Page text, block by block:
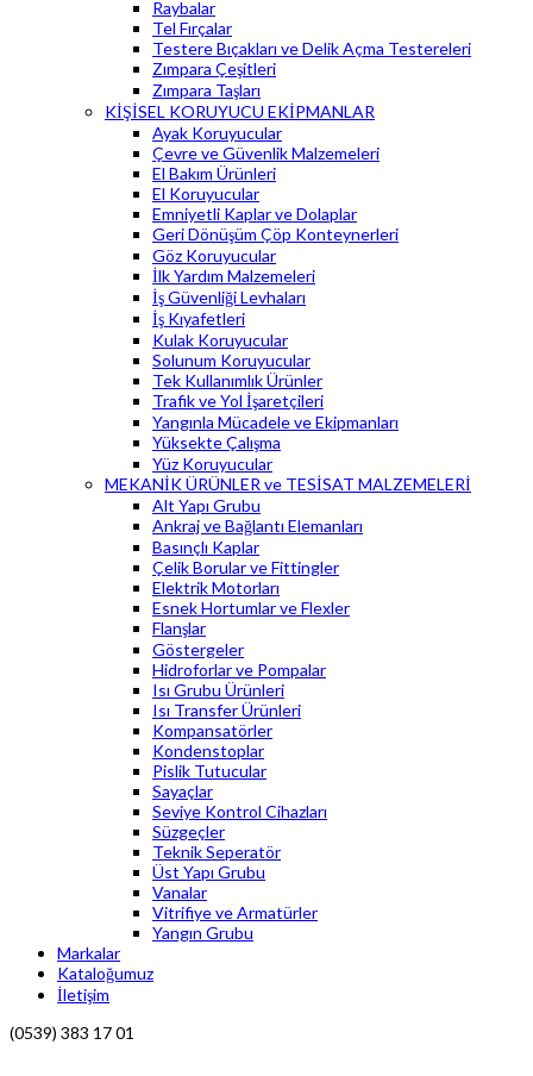
Raybalar
Tel Fırçalar
Testere Bıçakları ve Delik Açma Testereleri
Zımpara Çeşitleri
Zımpara Taşları
KİŞİSEL KORUYUCU EKİPMANLAR
Ayak Koruyucular
Çevre ve Güvenlik Malzemeleri
El Bakım Ürünleri
El Koruyucular
Emniyetli Kaplar ve Dolaplar
Geri Dönüşüm Çöp Konteynerleri
Göz Koruyucular
İlk Yardım Malzemeleri
İş Güvenliği Levhaları
İş Kıyafetleri
Kulak Koruyucular
Solunum Koruyucular
Tek Kullanımlık Ürünler
Trafik ve Yol İşaretçileri
Yangınla Mücadele ve Ekipmanları
Yüksekte Çalışma
Yüz Koruyucular
MEKANİK ÜRÜNLER ve TESİSAT MALZEMELERİ
Alt Yapı Grubu
Ankraj ve Bağlantı Elemanları
Basınçlı Kaplar
Çelik Borular ve Fittingler
Elektrik Motorları
Esnek Hortumlar ve Flexler
Flanşlar
Göstergeler
Hidroforlar ve Pompalar
Isı Grubu Ürünleri
Isı Transfer Ürünleri
Kompansatörler
Kondenstoplar
Pislik Tutucular
Sayaçlar
Seviye Kontrol Cihazları
Süzgeçler
Teknik Seperatör
Üst Yapı Grubu
Vanalar
Vitrifiye ve Armatürler
Yangın Grubu
Markalar
Kataloğumuz
İletişim
(0539) 383 17 01